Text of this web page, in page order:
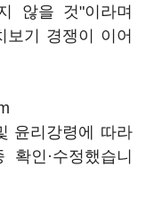
않을 것"이라며
보기 경쟁이 이어
윤리강령에 따라
인·수정했습니